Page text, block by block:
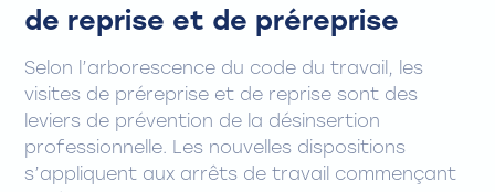
de reprise et de préreprise
Selon l’arborescence du code du travail, les
visites de préreprise et de reprise sont des
leviers de prévention de la désinsertion
professionnelle. Les nouvelles dispositions
s’appliquent aux arrêts de travail commençant